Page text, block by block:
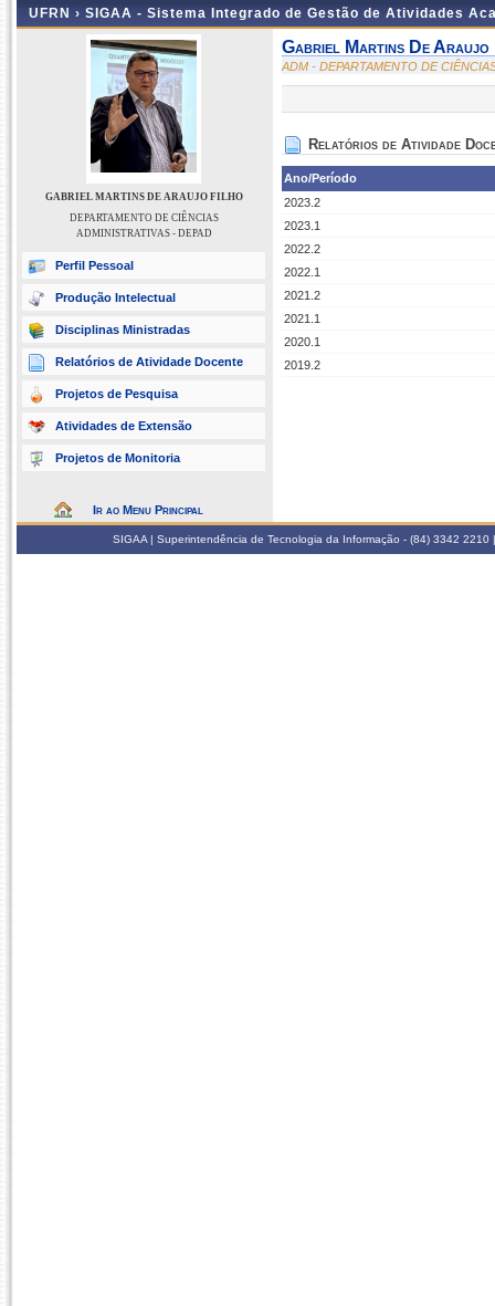
UFRN › SIGAA - Sistema Integrado de Gestão de Atividades
GABRIEL MARTINS DE ARAUJO FILHO
DEPARTAMENTO DE CIÊNCIAS
ADMINISTRATIVAS - DEPAD
Perfil Pessoal
Produção Intelectual
Disciplinas Ministradas
Relatórios de Atividade Docente
Projetos de Pesquisa
Atividades de Extensão
Projetos de Monitoria
Ir ao Menu Principal
Gabriel Martins De Araujo
ADM - DEPARTAMENTO DE
Relatórios de Atividade
Ano/Período
2023.2
2023.1
2022.2
2022.1
2021.2
2021.1
2020.1
2019.2
SIGAA | Superintendência de Tecnologia da Informação - (84) 3342